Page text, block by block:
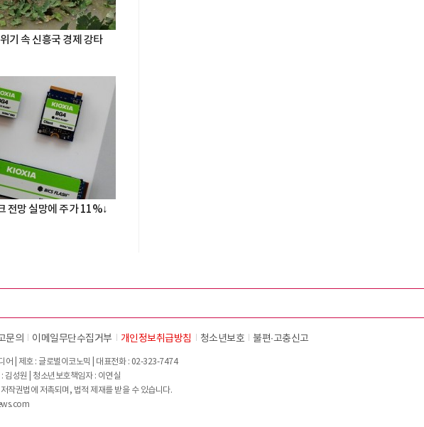
기 속 신흥국 경제 강타
전망 실망에 주가 11%↓
문의 이메일무단수집거부 개인정보취급방침 청소년보호 불편∙고충신고
어 | 제호 : 글로벌이코노믹 | 대표전화 : 02-323-7474
김성원 | 청소년보호책임자 : 이연실
작권법에 저촉되며, 법적 제재를 받을 수 있습니다.